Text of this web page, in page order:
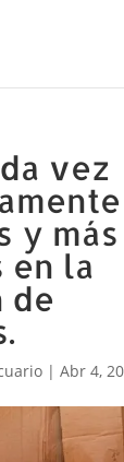
vez
y más
en la
de
| Abr 4,